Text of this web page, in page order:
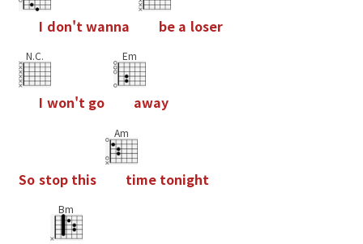
I don't wanna be a loser
N.C.
I won't go
Em
away
So stop this
Am
time tonight
Bm